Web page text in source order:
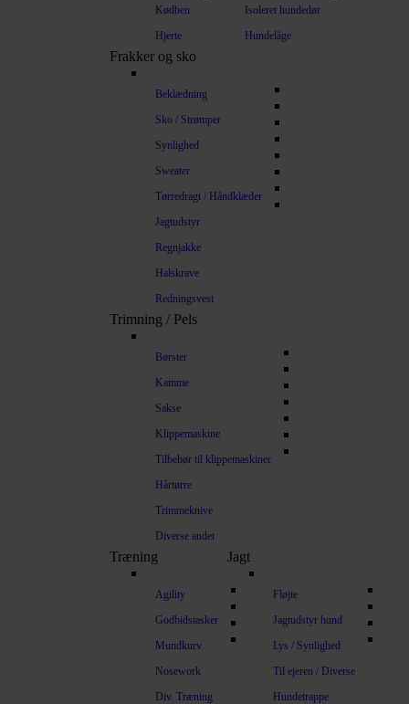
Kødben
Hjerte
Isoleret hundedør
Hundelåge
Frakker og sko
Beklædning
Sko / Strømper
Synlighed
Sweater
Tørredragt / Håndklæder
Jagtudstyr
Regnjakke
Halskrave
Redningsvest
Trimning / Pels
Børster
Kamme
Sakse
Klippemaskine
Tilbehør til klippemaskiner
Hårtørre
Trimmeknive
Diverse andet
Træning
Agility
Godbidstasker
Mundkurv
Nosework
Div. Træning
Jagt
Fløjte
Jagtudstyr hund
Lys / Synlighed
Til ejeren / Diverse
Hundetrappe